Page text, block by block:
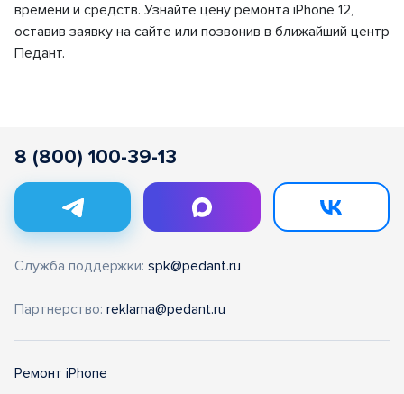
времени и средств. Узнайте цену ремонта iPhone 12,
оставив заявку на сайте или позвонив в ближайший центр
Педант.
8 (800) 100-39-13
Служба поддержки: spk@pedant.ru
Партнерство: reklama@pedant.ru
Ремонт iPhone